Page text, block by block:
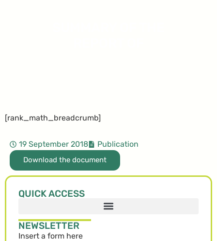
[rank_math_breadcrumb]
19 September 2018 Publication
Download the document
QUICK ACCESS
NEWSLETTER
Insert a form here